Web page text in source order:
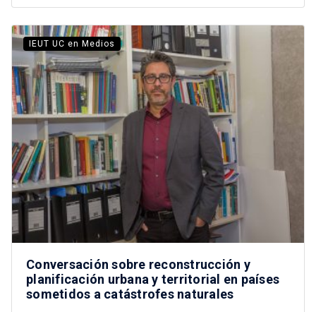
IEUT UC en Medios
Conversación sobre reconstrucción y
planificación urbana y territorial en países
sometidos a catástrofes naturales